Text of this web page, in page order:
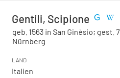
Gentili, Scipione
geb. 1563 in San Ginèsio; gest.
Nürnberg
LAND
Italien